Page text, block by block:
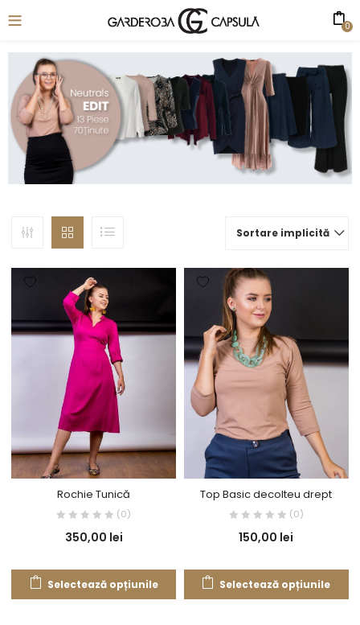
0
Sortare implicită
Rochie Tunică
(0)
350,00 lei
Selectează opțiunile
Top Basic decolteu drept
(0)
150,00 lei
Selectează opțiunile